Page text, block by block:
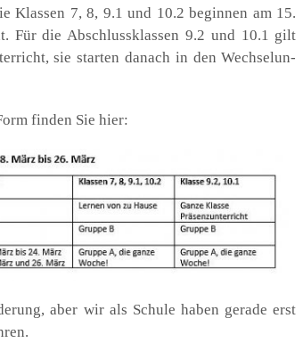
Klas­sen 7, 8, 9.1 und 10.2 begin­nen am 15.
Für die Abschluss­klas­sen 9.2 und 10.1 gilt
sie star­ten danach in den Wech­sel­un­
fin­den Sie hier:
aber wir als Schu­le haben gera­de erst